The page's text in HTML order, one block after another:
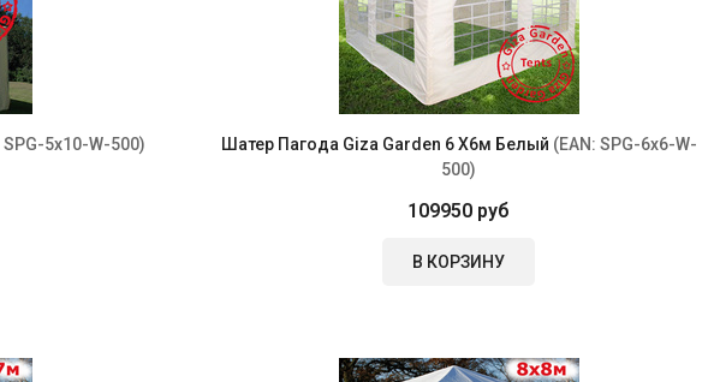
SPG-5x10-W-500) Шатер Пагода Giza Garden 6 Х6м Белый (EAN: SPG-6x6-W-
500)
109950 руб
В КОРЗИНУ